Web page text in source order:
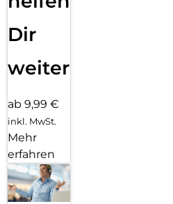
Dir
weiter
ab 9,99 €
inkl. MwSt.
Mehr
erfahren